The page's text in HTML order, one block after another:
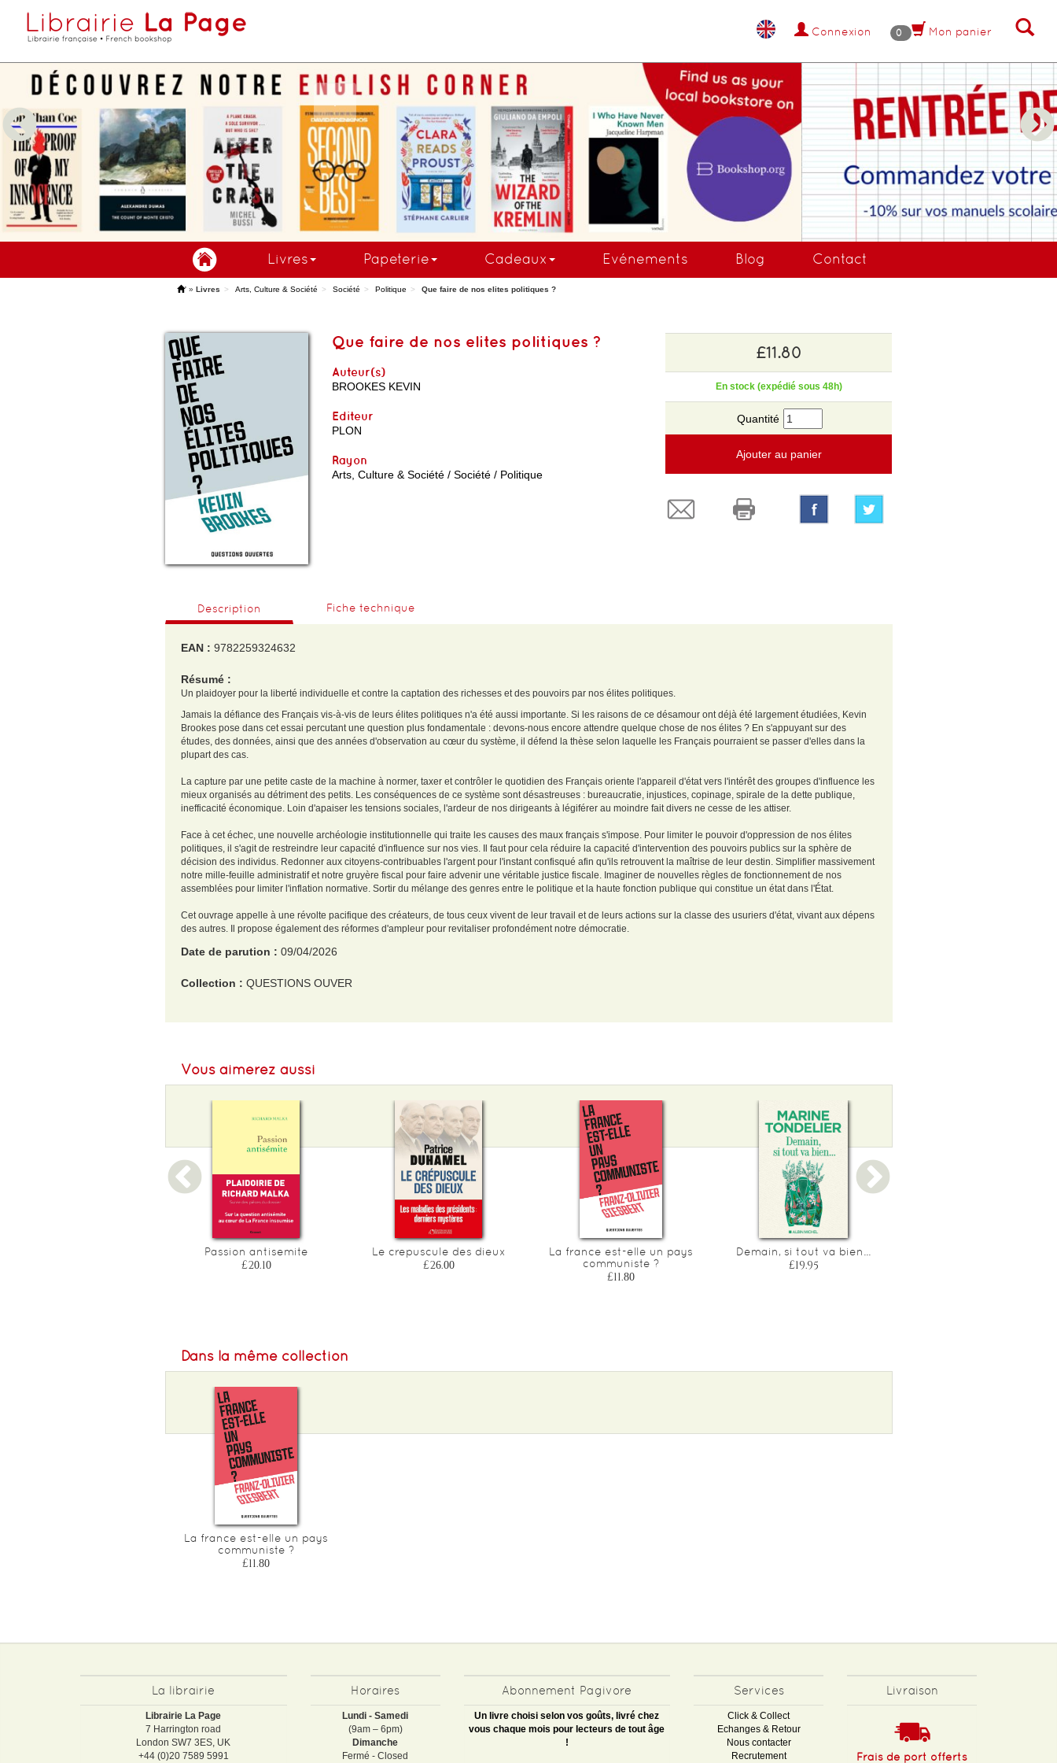
Connexion 0 Mon panier
COMMANDEZ MAINTENANT !
Livres Papeterie Cadeaux Evénements Blog Contact
'» Livres Arts, Culture & Société Société Politique Que faire de nos elites politiques ?
Que faire de nos elites politiques ?
Auteur(s)
BROOKES KEVIN
Editeur
PLON
Rayon
Arts, Culture & Société / Société / Politique
£11.80
En stock (expédié sous 48h)
Quantité
Ajouter au panier
Description Fiche technique
EAN : 9782259324632
Résumé :
Un plaidoyer pour la liberté individuelle et contre la captation des richesses et des pouvoirs par nos élites politiques.
Jamais la défiance des Français vis-à-vis de leurs élites politiques n'a été aussi importante. Si les raisons de ce désamour ont déjà été largement étudiées, Kevin
Brookes pose dans cet essai percutant une question plus fondamentale : devons-nous encore attendre quelque chose de nos élites ? En s'appuyant sur des
études, des données, ainsi que des années d'observation au cœur du système, il défend la thèse selon laquelle les Français pourraient se passer d'elles dans la
plupart des cas.
La capture par une petite caste de la machine à normer, taxer et contrôler le quotidien des Français oriente l'appareil d'état vers l'intérêt des groupes d'influence les
mieux organisés au détriment des petits. Les conséquences de ce système sont désastreuses : bureaucratie, injustices, copinage, spirale de la dette publique,
inefficacité économique. Loin d'apaiser les tensions sociales, l'ardeur de nos dirigeants à légiférer au moindre fait divers ne cesse de les attiser.
Face à cet échec, une nouvelle archéologie institutionnelle qui traite les causes des maux français s'impose. Pour limiter le pouvoir d'oppression de nos élites
politiques, il s'agit de restreindre leur capacité d'influence sur nos vies. Il faut pour cela réduire la capacité d'intervention des pouvoirs publics sur la sphère de
décision des individus. Redonner aux citoyens-contribuables l'argent pour l'instant confisqué afin qu'ils retrouvent la maîtrise de leur destin. Simplifier massivement
notre mille-feuille administratif et notre gruyère fiscal pour faire advenir une véritable justice fiscale. Imaginer de nouvelles règles de fonctionnement de nos
assemblées pour limiter l'inflation normative. Sortir du mélange des genres entre le politique et la haute fonction publique qui constitue un état dans l'État.
Cet ouvrage appelle à une révolte pacifique des créateurs, de tous ceux vivent de leur travail et de leurs actions sur la classe des usuriers d'état, vivant aux dépens
des autres. Il propose également des réformes d'ampleur pour revitaliser profondément notre démocratie.
Date de parution : 09/04/2026
Collection : QUESTIONS OUVER
Format L :117
Vous aimerez aussi
Passion antisemite
£20.10
Le crepuscule des dieux
£26.00
La france est-elle un pays
communiste ?
£11.80
Demain, si tout va bien...
£19.95
Dans la même collection
La france est-elle un pays
communiste ?
£11.80
La librairie
Librairie La Page
7 Harrington road
London SW7 3ES, UK
+44 (0)20 7589 5991
Horaires
Lundi - Samedi
(9am – 6pm)
Dimanche
Fermé - Closed
Abonnement Pagivore
Un livre choisi selon vos goûts, livré chez
vous chaque mois pour lecteurs de tout âge
!
Services
Click & Collect
Echanges & Retour
Nous contacter
Recrutement
Livraison
Frais de port offerts